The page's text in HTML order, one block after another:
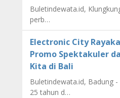
Buletindewata.id,
perb…
Electronic City
Promo Spektakuler
Kita di Bali
Buletindewata.id, Badung
25 tahun d…